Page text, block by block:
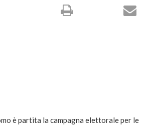
è partita la campagna elettorale per le